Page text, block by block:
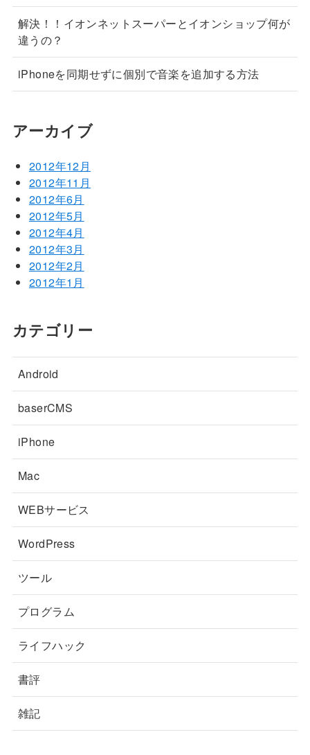
解決！！イオンネットスーパーとイオンショップ何が
違うの？
iPhoneを同期せずに個別で音楽を追加する方法
アーカイブ
2012年12月
2012年11月
2012年6月
2012年5月
2012年4月
2012年3月
2012年2月
2012年1月
カテゴリー
Android
baserCMS
iPhone
Mac
WEBサービス
WordPress
ツール
プログラム
ライフハック
書評
雑記